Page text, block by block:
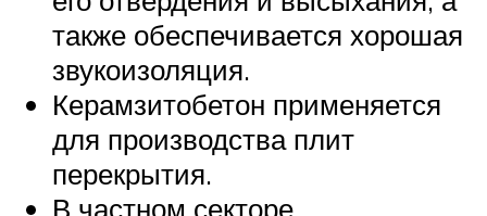
также обеспечивается хорошая
звукоизоляция.
Керамзитобетон применяется
для производства плит
перекрытия.
В частном секторе